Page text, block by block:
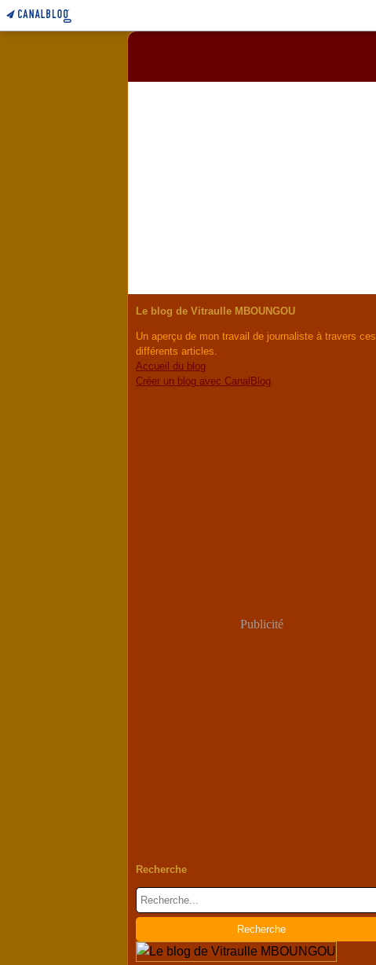
Le blog de Vitraulle MBOUNGOU
Un aperçu de mon travail de journaliste à travers ces
différents articles.
Accueil du blog
Créer un blog avec CanalBlog
Publicité
Recherche